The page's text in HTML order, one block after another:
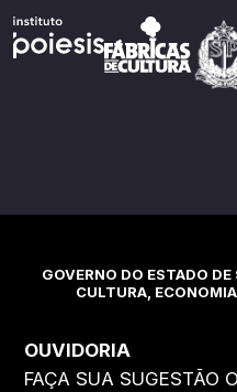
GOVERNO DO ESTADO DE
CULTURA,
OUVIDORIA
FAÇA SUA SUGESTÃO